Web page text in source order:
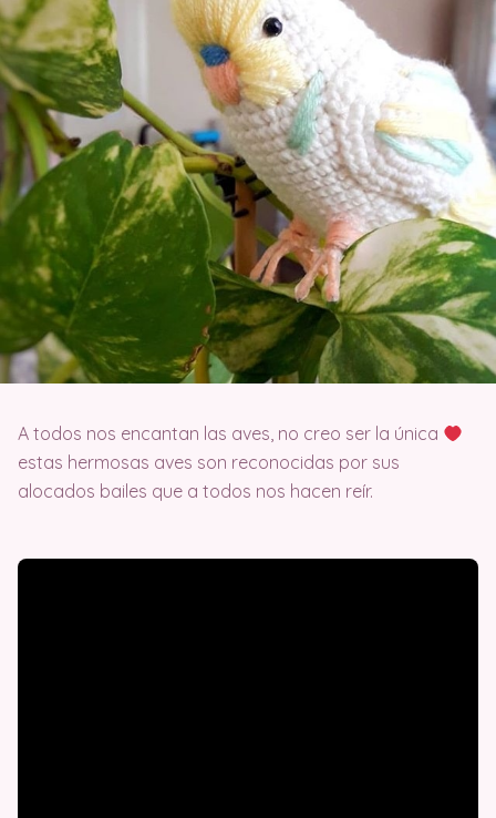
A todos nos encantan las aves, no creo ser la única
estas hermosas aves son reconocidas por sus
alocados bailes que a todos nos hacen reír.